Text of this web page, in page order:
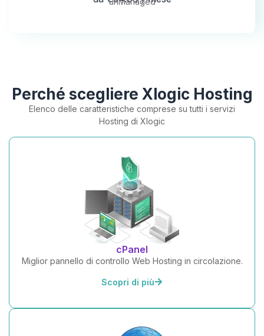
Perché scegliere Xlogic Hosting
Elenco delle caratteristiche comprese su tutti i servizi
Hosting di Xlogic
cPanel
Miglior pannello di controllo Web Hosting in circolazione.
Scopri di più